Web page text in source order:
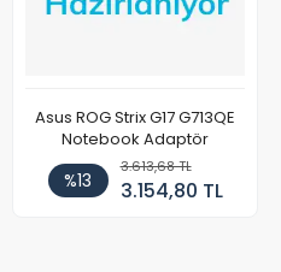
Asus ROG Strix G17 G713QE
Notebook Adaptör
%13
3.613,68 TL
3.154,80 TL